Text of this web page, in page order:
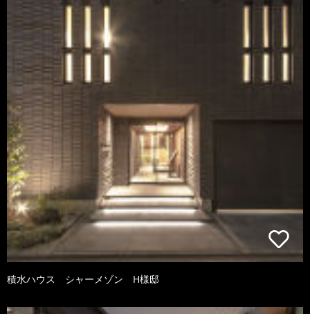
積水ハウス シャーメゾン H様邸